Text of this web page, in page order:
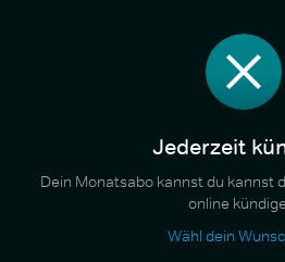
Jederzeit
Dein Monatsabo kannst du kannst
online
Wähl dein